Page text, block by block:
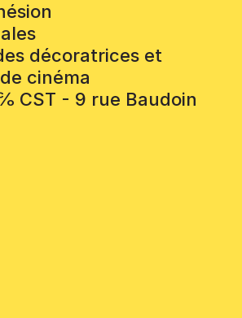
décoratrices et
cinéma
CST - 9 rue Baudoin